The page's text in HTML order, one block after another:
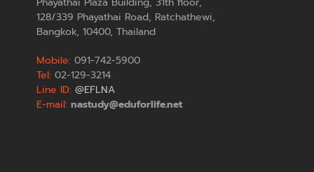
128/339 Phayathai Road, Ratchathewi,
Bangkok, 10400, Thailand
Mobile: 091-742-5900
Tel: 02-129-3214
Line ID: @EFLNA
E-mail: nastudy@eduforlife.net